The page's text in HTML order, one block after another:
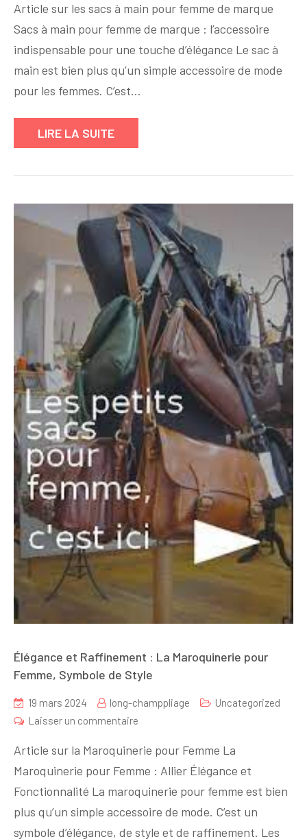
l’Élégance
des
Sacs
à
Article sur les sacs à main pour femme de marque
Sacs à main pour femme de marque : l’accessoire
indispensable pour une touche d’élégance Le sac à
main est bien plus qu’un simple accessoire de mode
pour les femmes. C’est…
LIRE LA SUITE
Élégance et Raffinement : La Maroquinerie pour
Femme, Symbole de Style
19 mars 2024 long-champpliage
Uncategorized
Laisser un commentaire
et
Raffinement
:
La
Maroquinerie
Article sur la Maroquinerie pour Femme La
Maroquinerie pour Femme : Allier Élégance et
Fonctionnalité La maroquinerie pour femme est bien
plus qu’un simple accessoire de mode. C’est un
symbole d’élégance, de style et de raffinement. Les